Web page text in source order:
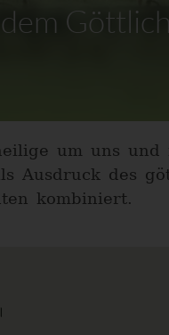
um uns und
Ausdruck des
kombiniert.